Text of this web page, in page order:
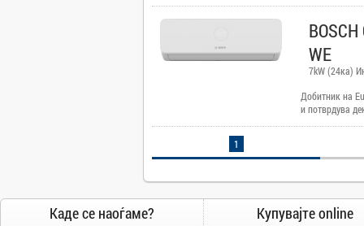
WE
7kW (24ка)
Добитник на
и потврдува
сертификација
гарантира
работат како
1
Каде се наоѓаме? Купувајте online